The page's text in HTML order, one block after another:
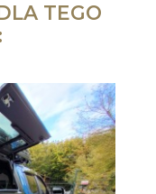
TEGO